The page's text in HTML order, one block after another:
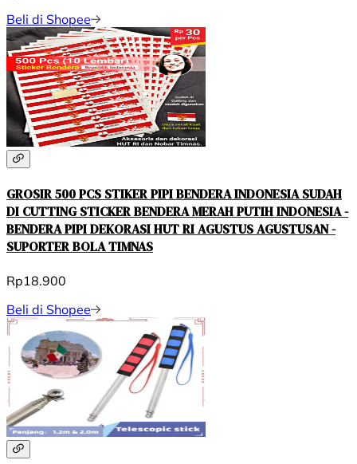
Beli di Shopee
GROSIR 500 PCS STIKER PIPI BENDERA INDONESIA SUDAH
DI CUTTING STICKER BENDERA MERAH PUTIH INDONESIA -
BENDERA PIPI DEKORASI HUT RI AGUSTUS AGUSTUSAN -
SUPORTER BOLA TIMNAS
Rp18.900
Beli di Shopee